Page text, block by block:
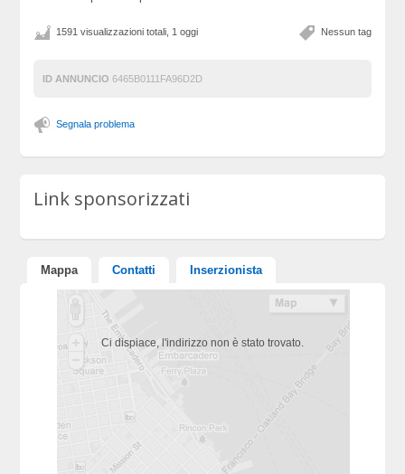
Nessun tag
1591 visualizzazioni totali, 1 oggi
ID ANNUNCIO 6465B0111FA96D2D
Segnala problema
Link sponsorizzati
Mappa Contatti Inserzionista
Ci dispiace, l'indirizzo non è stato trovato.